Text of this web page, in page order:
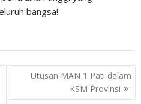
bangsa!
Utusan MAN 1 Pati dalam
KSM Provinsi